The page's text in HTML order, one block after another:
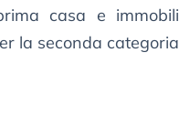
casa e immobili
la seconda categoria